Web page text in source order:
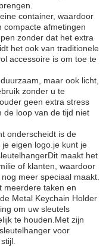
container, waardoor
compacte afmetingen
zonder dat het extra
het ook van traditionele
accessoire is om toe te
maar ook licht,
zonder u te
geen extra stress
de loop van de tijd niet
onderscheidt is de
eigen logo.je kunt je
maakt het
of klanten, waardoor
meer speciaal maakt.
meerdere taken en
Metal Keychain Holder
om uw sleutels
te houden.Met zijn
voor